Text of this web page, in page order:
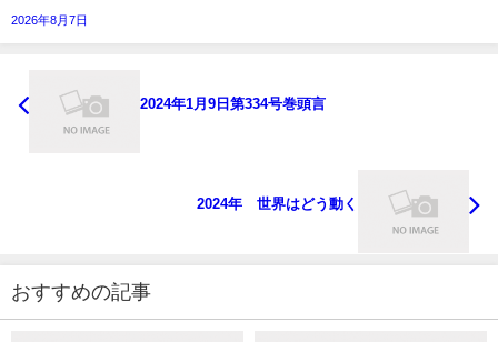
2026年8月7日
2024年1月9日第334号巻頭言
2024年 世界はどう動く
おすすめの記事